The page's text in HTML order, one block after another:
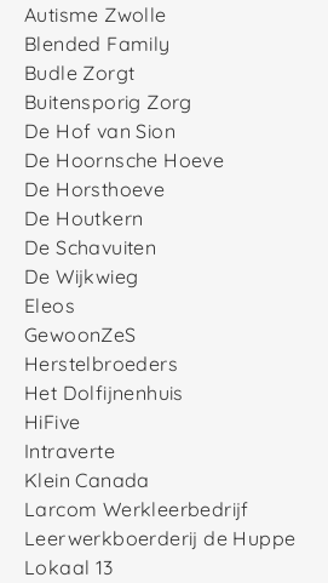
Autisme Zwolle
Blended Family
Budle Zorgt
Buitensporig Zorg
De Hof van Sion
De Hoornsche Hoeve
De Horsthoeve
De Houtkern
De Schavuiten
De Wijkwieg
Eleos
GewoonZeS
Herstelbroeders
Het Dolfijnenhuis
HiFive
Intraverte
Klein Canada
Larcom Werkleerbedrijf
Leerwerkboerderij de Huppe
Lokaal 13